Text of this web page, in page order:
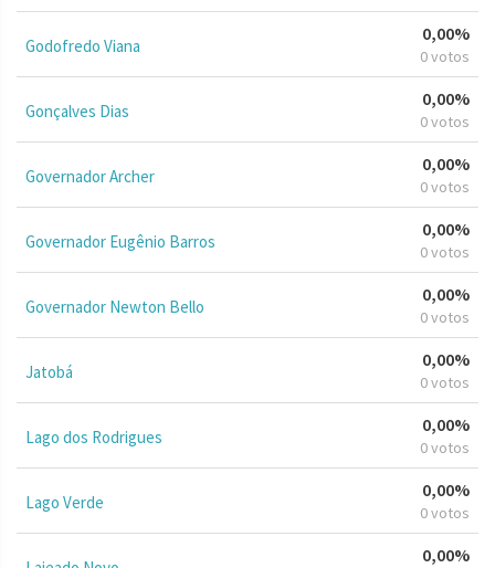
Godofredo Viana
0,00%
0 votos
Gonçalves Dias
0,00%
0 votos
Governador Archer
0,00%
0 votos
Governador Eugênio Barros
0,00%
0 votos
Governador Newton Bello
0,00%
0 votos
Jatobá
0,00%
0 votos
Lago dos Rodrigues
0,00%
0 votos
Lago Verde
0,00%
0 votos
0,00%